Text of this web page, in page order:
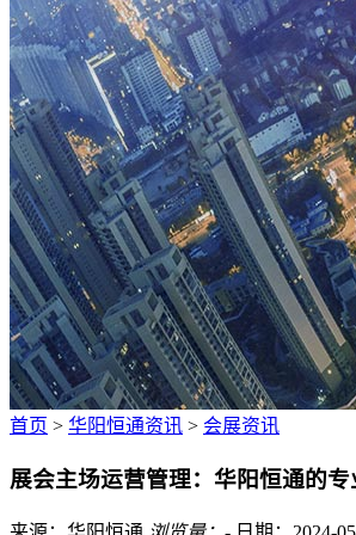
广招人才
首页 > 华阳恒通资讯 > 会展资讯
展会主场运营管理：华阳恒通的